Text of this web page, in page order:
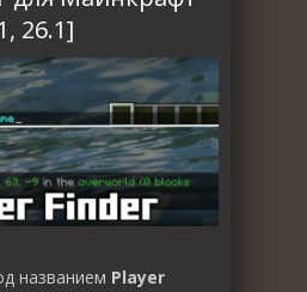
26.1]
названием Player